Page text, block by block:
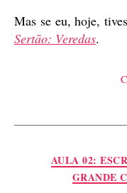
Mas se eu, hoje,
Sertão: Veredas.
AULA 02:
GRANDE